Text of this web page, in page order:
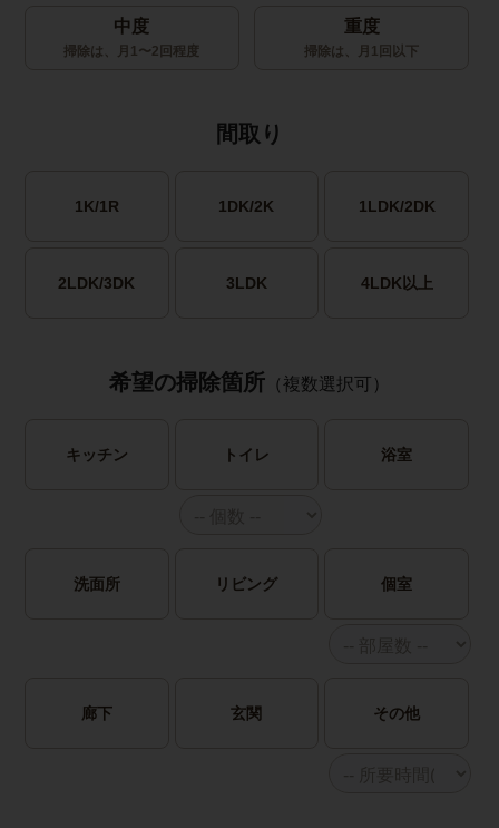
中度
掃除は、月1〜2回程度
重度
掃除は、月1回以下
間取り
1K/1R 1DK/2K 1LDK/2DK
2LDK/3DK 3LDK 4LDK以上
希望の掃除箇所 （複数選択可）
キッチン トイレ 浴室
洗面所 リビング 個室
廊下 玄関 その他